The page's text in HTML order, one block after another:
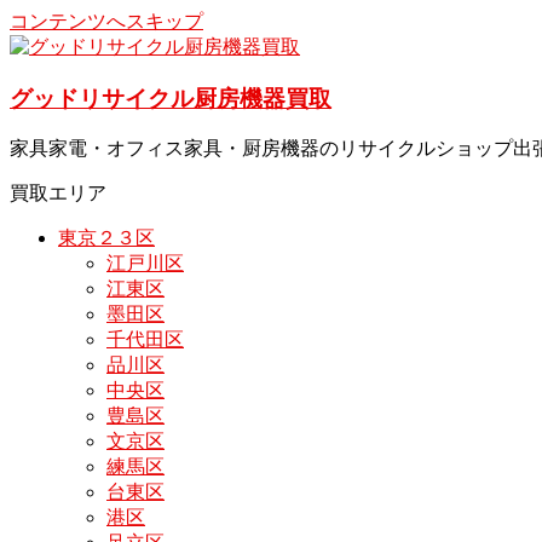
コンテンツへスキップ
グッドリサイクル厨房機器買取
家具家電・オフィス家具・厨房機器のリサイクルショップ出
買取エリア
東京２３区
江戸川区
江東区
墨田区
千代田区
品川区
中央区
豊島区
文京区
練馬区
台東区
港区